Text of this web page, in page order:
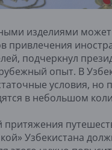
изделиями может
привлечения
подчеркнул
опыт. В
условия, но
в небольшом
Узбекистана